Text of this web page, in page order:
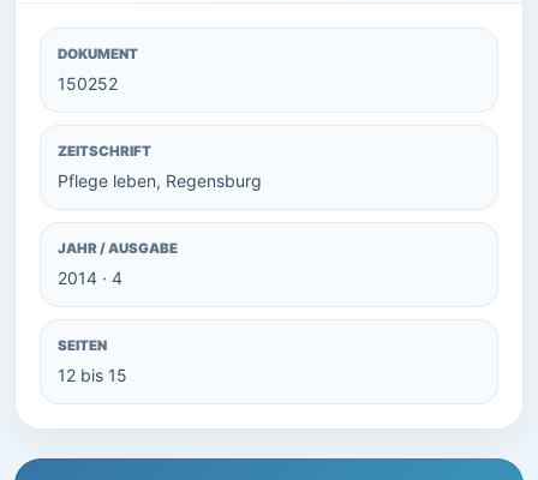
DOKUMENT
150252
ZEITSCHRIFT
Pflege leben, Regensburg
JAHR / AUSGABE
2014 · 4
SEITEN
12 bis 15